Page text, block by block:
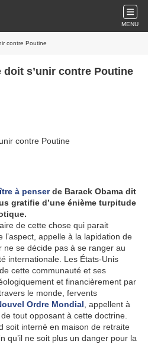
MENU
contre Poutine
s’unir contre Poutine
contre Poutine
à penserde Barack Obama dit
gratifie d’une énième turpitude
de cette chose qui parait
l’aspect, appelle à la lapidation de
ne se décide pas à se ranger au
internationale. Les États-Unis
cette communauté et ses
et financièrement par
le monde, fervents
Ordre Mondial , appellent à
tout opposant à cette doctrine.
soit interné en maison de retraite
qu’il ne soit plus un danger pour la